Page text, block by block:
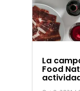
La
Food